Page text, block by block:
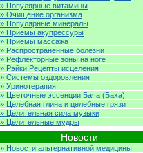
» Популярные витамины
» Очищение организма
» Популярные минералы
» Приемы акупрессуры
» Приемы массажа
» Распространенные болезни
» Рефлекторные зоны на ноге
» Рэйки.Рецепты исцеления
» Системы оздоровления
» Уринотерапия
» Цветочные эссенции Бача (Баха)
» Целебная глина и целебные грязи
» Целительная сила музыки
» Целительные мудры
Новости
» Новости альтернативной медицины